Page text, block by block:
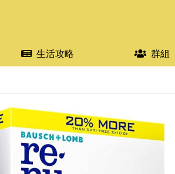
生活攻略 群組